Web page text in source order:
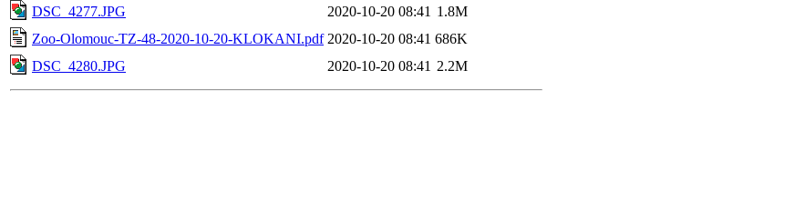
DSC_4277.JPG
2020-10-20 08:41 1.8M
Zoo-Olomouc-TZ-48-2020-10-20-KLOKANI.pdf 2020-10-20 08:41 686K
DSC_4280.JPG
2020-10-20 08:41 2.2M